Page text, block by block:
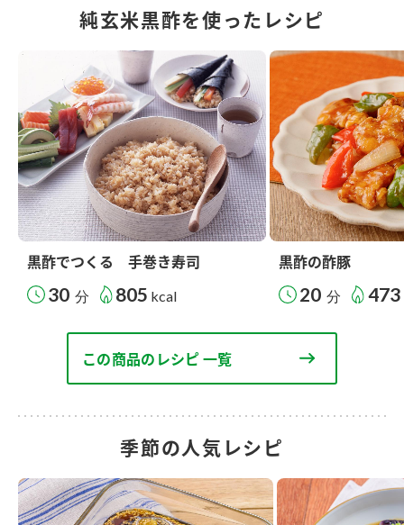
純玄米黒酢を使ったレシピ
黒酢でつくる 手巻き寿司
30 分 805 kcal
黒酢の酢豚
20 分 473
この商品のレシピ 一覧
季節の人気レシピ